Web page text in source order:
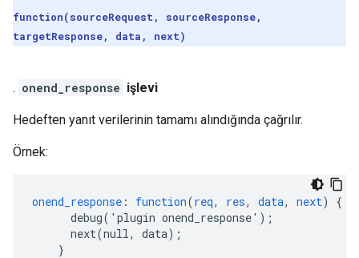
function(sourceRequest, sourceResponse,
targetResponse, data, next)
. onend_response işlevi
Hedeften yanıt verilerinin tamamı alındığında çağrılır.
Örnek:
onend_response : function(req, res, data, next)
{
debug('plugin onend_response') ;
next(null,
data) ;
}